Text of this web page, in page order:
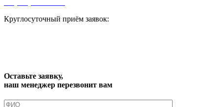
Круглосуточный приём заявок:
Оставьте заявку,
наш менеджер перезвонит вам